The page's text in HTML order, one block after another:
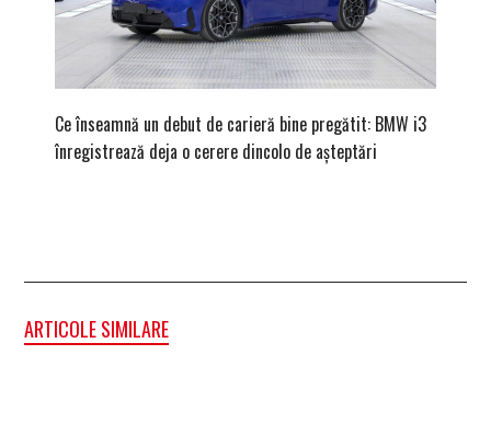
Ce înseamnă un debut de carieră bine pregătit: BMW i3
înregistrează deja o cerere dincolo de așteptări
ARTICOLE SIMILARE